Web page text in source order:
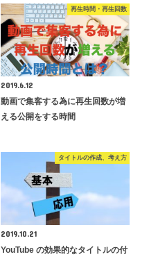
再生時間・再生回数
2019.6.12
動画で集客する為に再生回数が増
える公開をする時間
タイトルの作成、考え方
2019.10.21
YouTube の効果的なタイトルの付